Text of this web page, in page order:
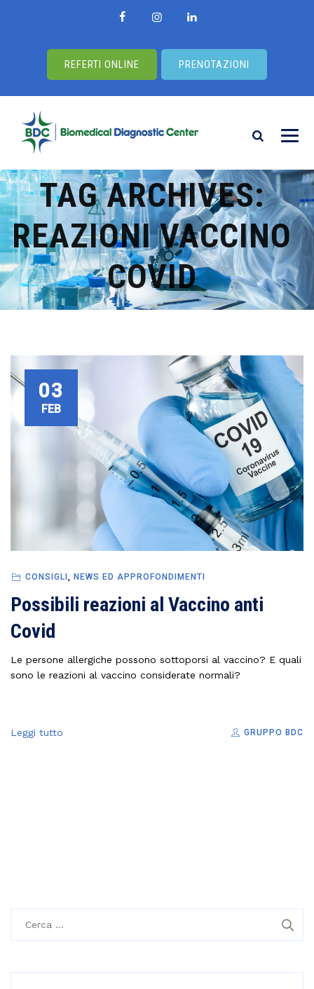
REFERTI ONLINE PRENOTAZIONI
TAG ARCHIVES:
REAZIONI VACCINO
COVID
03
FEB
CONSIGLI NEWS ED APPROFONDIMENTI
Possibili reazioni al Vaccino anti
Covid
Le persone allergiche possono sottoporsi al vaccino? E quali
sono le reazioni al vaccino considerate normali?
Leggi tutto GRUPPO BDC